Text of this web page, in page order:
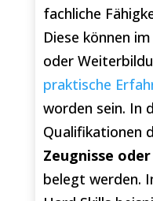
fachliche
Diese können
oder
praktische
worden sein. In
Qualifikationen
Zeugnisse
belegt werden.